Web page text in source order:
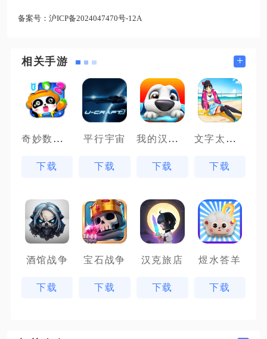
备案号： 沪ICP备2024047470号-12A
相关手游 +
奇妙数字农场
下载
平行宇宙
下载
我的汉克狗
下载
文字太疯狂
下载
酒馆战争
下载
宝石战争
下载
汉克旅店
下载
煜水答羊
下载